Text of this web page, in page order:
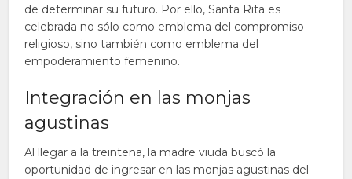
de determinar su futuro. Por ello, Santa Rita es
celebrada no sólo como emblema del compromiso
religioso, sino también como emblema del
empoderamiento femenino.
Integración en las monjas
agustinas
Al llegar a la treintena, la madre viuda buscó la
oportunidad de ingresar en las monjas agustinas del